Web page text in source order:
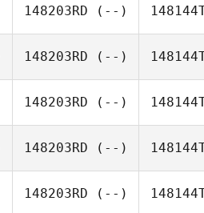
148203RD (--)
148203RD (--)
148203RD (--)
148203RD (--)
148203RD (--)